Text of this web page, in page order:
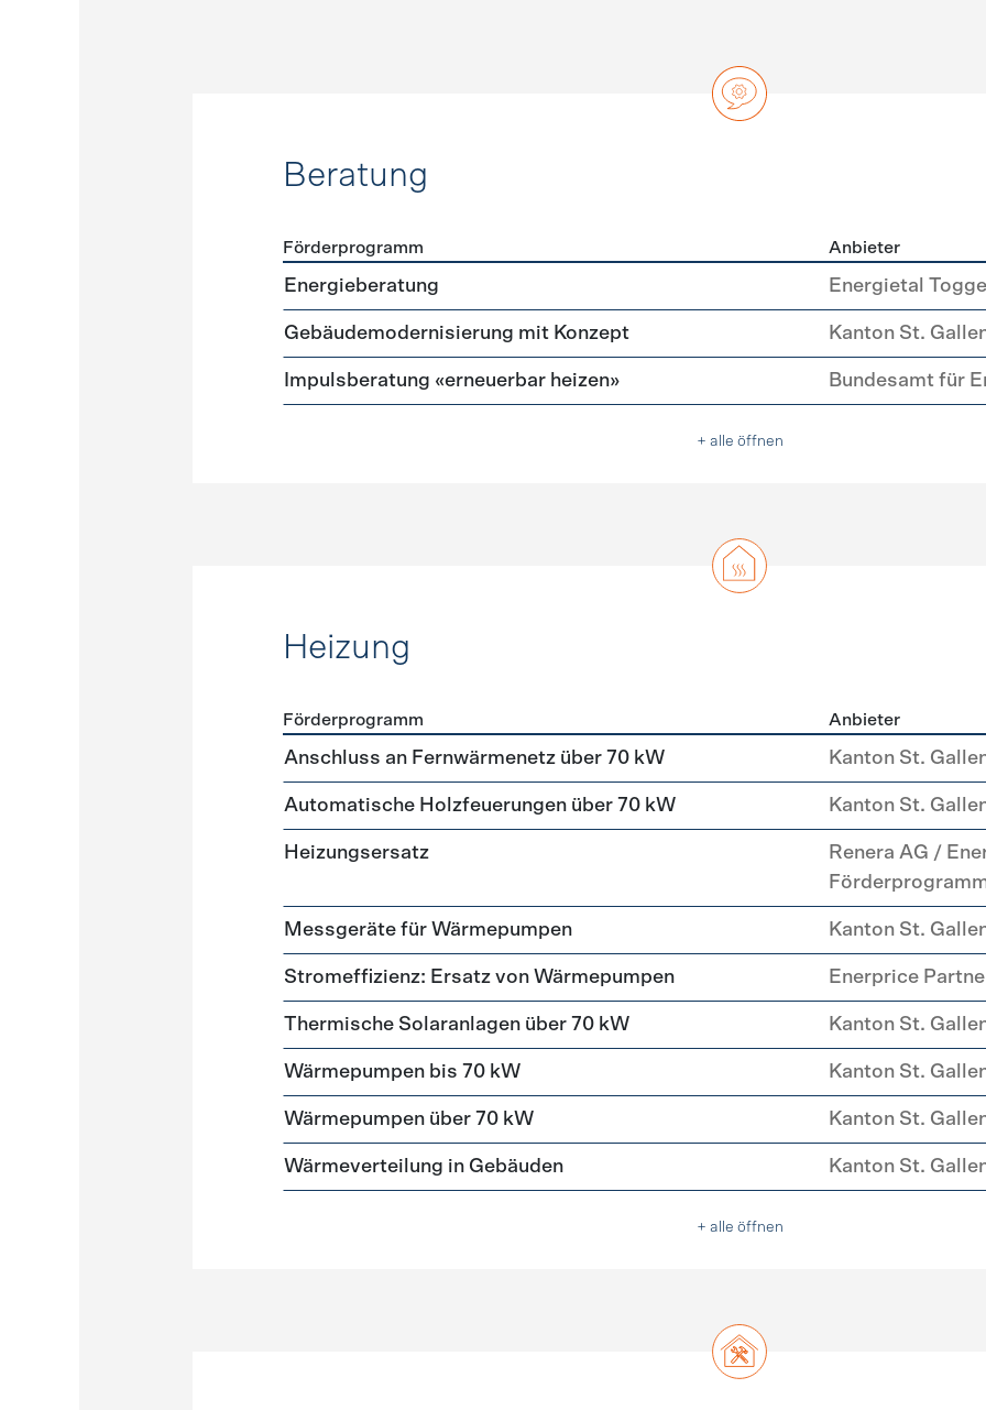
Beratung
Förderprogramme
Förderprogramm Anbieter
Energieberatung Energietal
Gebäudemodernisierung mit Konzept Kanton St.
Impulsberatung «erneuerbar heizen» Bundesamt für
+ alle öffnen
Heizung
Förderprogramme Heizung
Förderprogramm Anbieter
Anschluss an Fernwärmenetz über 70 kW Kanton St.
Automatische Holzfeuerungen über 70 kW Kanton St.
Heizungsersatz
Renera AG /
Messgeräte für Wärmepumpen Kanton St.
Stromeffizienz: Ersatz von Wärmepumpen Enerprice
Thermische Solaranlagen über 70 kW Kanton St.
Wärmepumpen bis 70 kW Kanton St.
Wärmepumpen über 70 kW Kanton St.
Wärmeverteilung in Gebäuden Kanton St.
+ alle öffnen